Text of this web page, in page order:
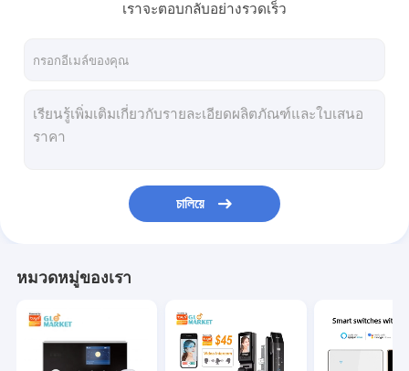
เราจะตอบกลับอย่างรวดเร็ว
চালিয়ে
หมวดหมู่ของเรา